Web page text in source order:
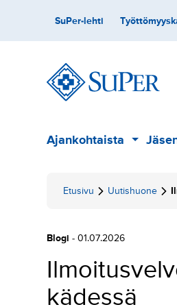
Toissijainen
SuPer-lehti
Päävalikko
Ajankohtaista
Etusivu Uutishuone
Blogi - 01.07.2026
kädessä